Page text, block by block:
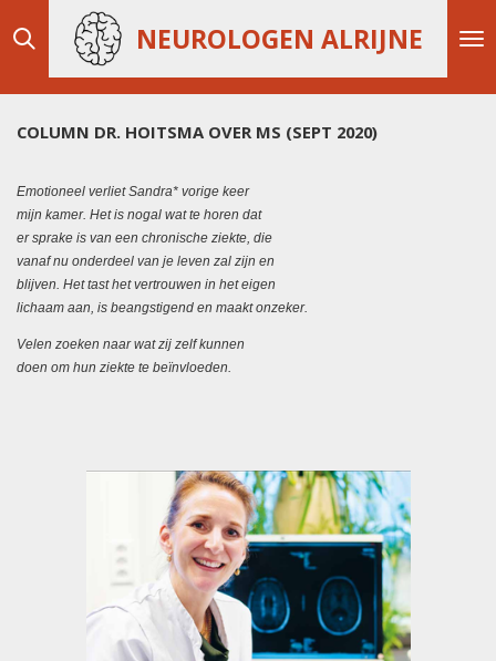
direct
de
NEUROLOGEN ALRIJNE
COLUMN DR. HOITSMA OVER MS (SEPT 2020)
Emotioneel verliet Sandra* vorige keer
mijn kamer. Het is nogal wat te horen dat
er sprake is van een chronische ziekte, die
vanaf nu onderdeel van je leven zal zijn en
blijven. Het tast het vertrouwen in het eigen
lichaam aan, is beangstigend en maakt onzeker.
Velen zoeken naar wat zij zelf kunnen
doen om hun ziekte te beïnvloeden.